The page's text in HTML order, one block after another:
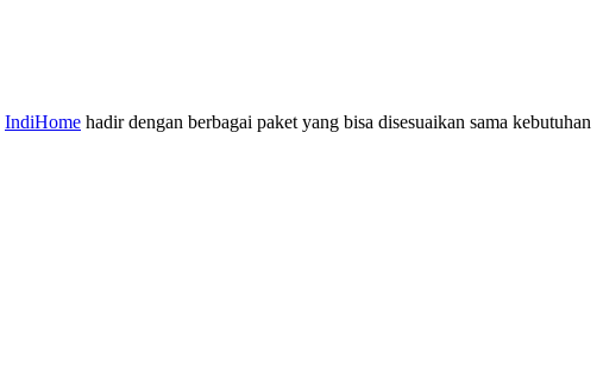
IndiHome hadir dengan berbagai paket yang bisa disesuaikan sama kebutuhan